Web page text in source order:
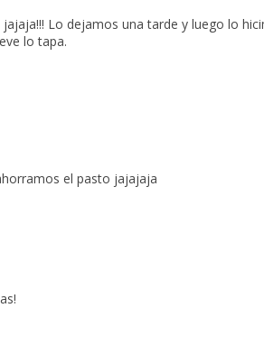
Lo dejamos una tarde y luego lo
lo tapa.
el pasto jajajaja